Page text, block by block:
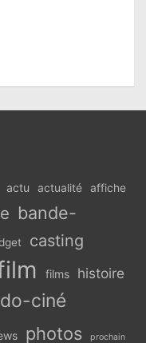
actu actualité affiche
bande-
casting
films histoire
ciné
photos prochain